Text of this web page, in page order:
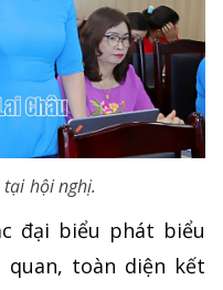
hội nghị.
đại biểu phát biểu
toàn diện kết